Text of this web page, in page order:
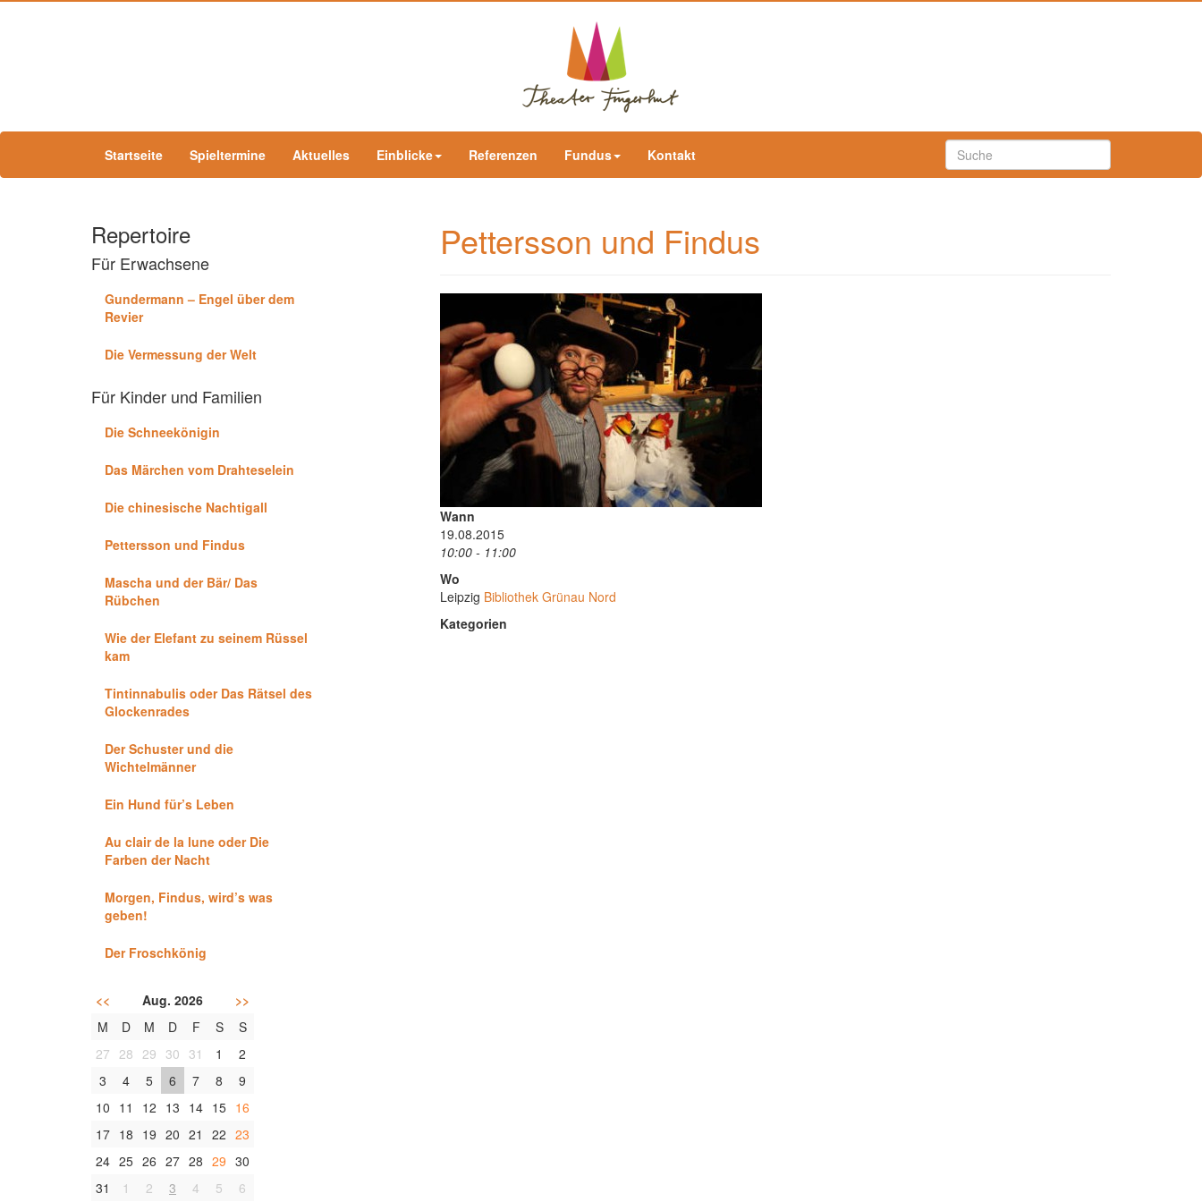
Startseite Spieltermine Aktuelles Einblicke Referenzen Fundus Kontakt
Repertoire
Für Erwachsene
Gundermann – Engel über dem
Revier
Die Vermessung der Welt
Für Kinder und Familien
Die Schneekönigin
Das Märchen vom Drahteselein
Die chinesische Nachtigall
Pettersson und Findus
Mascha und der Bär/ Das
Rübchen
Wie der Elefant zu seinem Rüssel
kam
Tintinnabulis oder Das Rätsel des
Glockenrades
Der Schuster und die
Wichtelmänner
Ein Hund für’s Leben
Au clair de la lune oder Die
Farben der Nacht
Morgen, Findus, wird’s was
geben!
Der Froschkönig
<< Aug. 2026
>>
M
D M D F S
S
27 28 29 30 31 1
2
3
4 5 6 7 8
9
10 11 12 13 14 15 16
17 18 19 20 21 22 23
24 25 26 27 28 29 30
31
1 2 3 4 5 6
Pettersson und Findus
Wann
19.08.2015
10:00 - 11:00
Wo
Leipzig Bibliothek Grünau Nord
Kategorien